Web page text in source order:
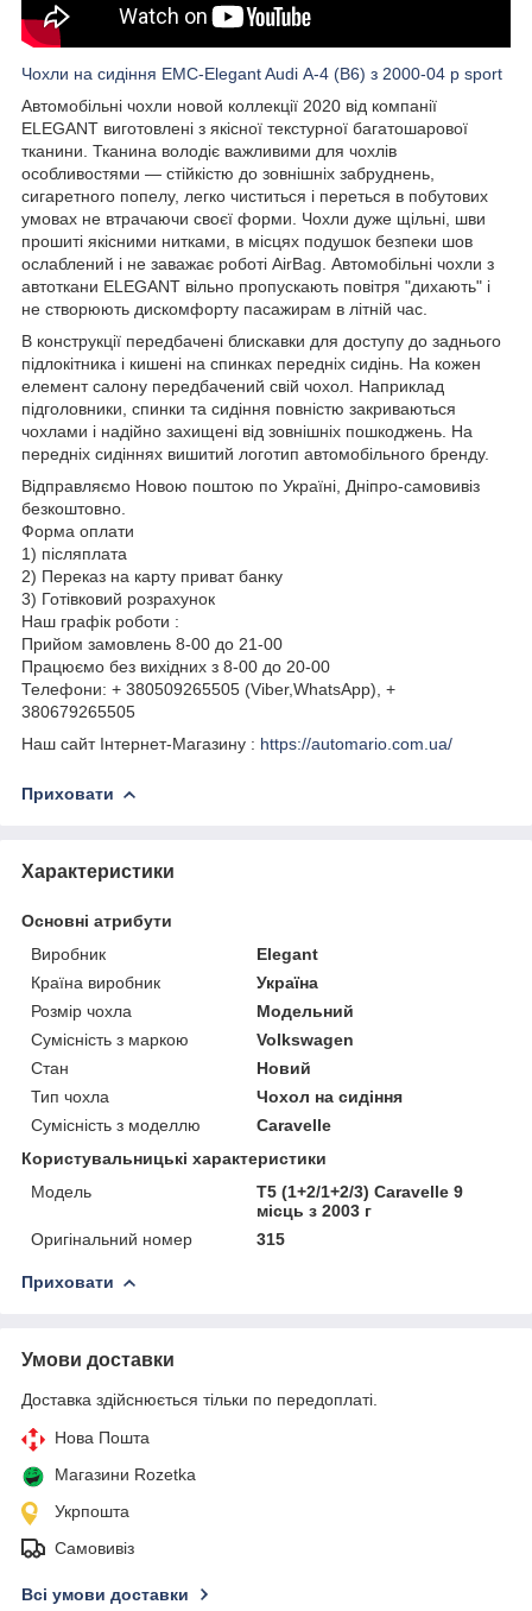
Чохли на сидіння EMC-Elegant Audi А-4 (B6) з 2000-04 р sport
Автомобільні чохли новой коллекції 2020 від компанії
ELEGANT виготовлені з якісної текстурної багатошарової
тканини. Тканина володіє важливими для чохлів
особливостями — стійкістю до зовнішніх забруднень,
сигаретного попелу, легко чиститься і переться в побутових
умовах не втрачаючи своєї форми. Чохли дуже щільні, шви
прошиті якісними нитками, в місцях подушок безпеки шов
ослаблений і не заважає роботі AirBag. Автомобільні чохли з
автоткани ELEGANT вільно пропускають повітря "дихають" і
не створюють дискомфорту пасажирам в літній час.
В конструкції передбачені блискавки для доступу до заднього
підлокітника і кишені на спинках передніх сидінь. На кожен
елемент салону передбачений свій чохол. Наприклад
підголовники, спинки та сидіння повністю закриваються
чохлами і надійно захищені від зовнішніх пошкоджень. На
передніх сидіннях вишитий логотип автомобільного бренду.
Відправляємо Новою поштою по Україні, Дніпро-самовивіз
безкоштовно.
Форма оплати
1) післяплата
2) Переказ на карту приват банку
3) Готівковий розрахунок
Наш графік роботи :
Прийом замовлень 8-00 до 21-00
Працюємо без вихідних з 8-00 до 20-00
Телефони: + 380509265505 (Viber,WhatsApp), +
380679265505
Наш сайт Інтернет-Магазину : https://automario.com.ua/
Приховати
Характеристики
Основні атрибути
Виробник
Elegant
Країна виробник
Україна
Розмір чохла
Модельний
Сумісність з маркою
Volkswagen
Стан
Новий
Тип чохла
Чохол на сидіння
Сумісність з моделлю
Caravelle
Користувальницькі характеристики
Мoдель
T5 (1+2/1+2/3) Caravelle 9
місць з 2003 г
Оригінальний номер
315
Приховати
Умови доставки
Доставка здійснюється тільки по передоплаті.
Нова Пошта
Магазини Rozetka
Укрпошта
Самовивіз
Всі умови доставки